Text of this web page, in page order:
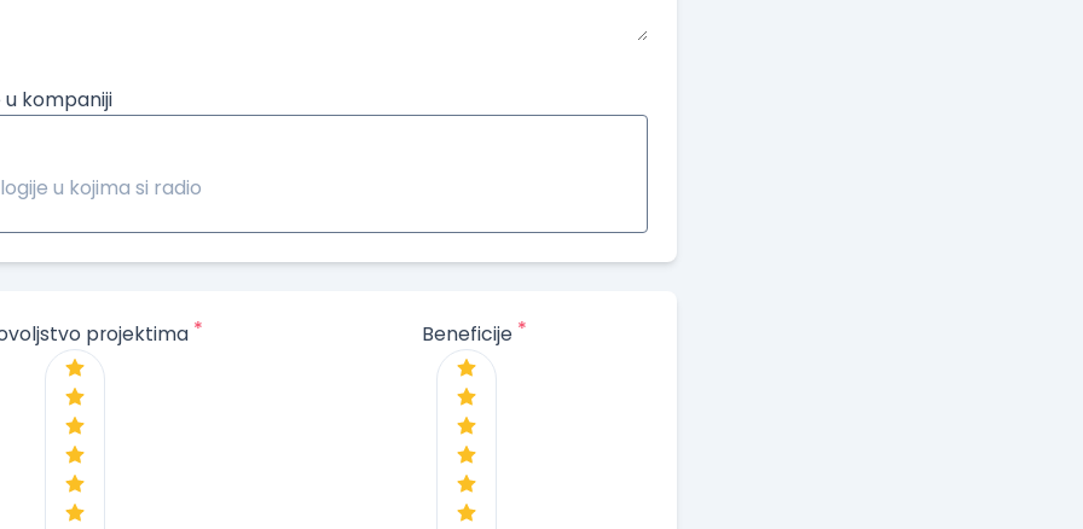
u kompaniji
u kojima si radio
projektima * Beneficije *